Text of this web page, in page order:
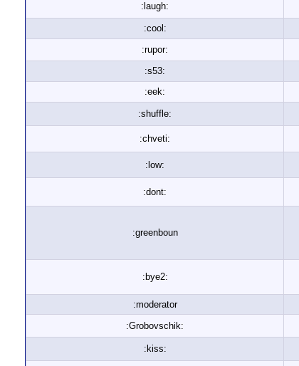
:laugh:
:cool:
:rupor:
:s53:
:eek:
:shuffle:
:chveti:
:low:
:dont:
:greenboun
:bye2:
:moderator
:Grobovschik:
:kiss: